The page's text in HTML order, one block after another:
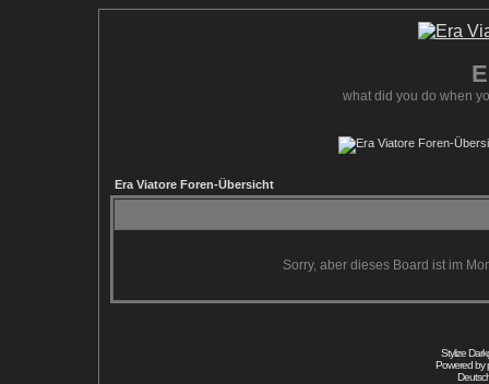
what did you do when
Era Viatore Foren-Übersicht
Sorry, aber dieses Board ist im
Stylize
Powered by